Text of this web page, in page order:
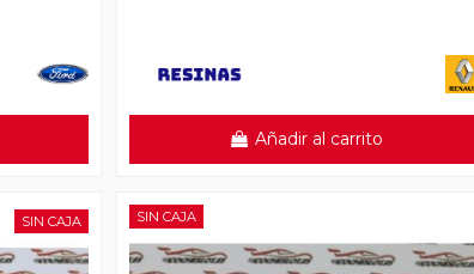
Añadir al carrito
SIN CAJA SIN CAJA